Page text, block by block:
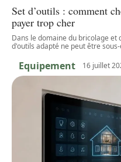
Set d’outils : comment
payer trop cher
Dans le domaine du bricolage
d'outils adapté ne peut être
Equipement 16 juillet